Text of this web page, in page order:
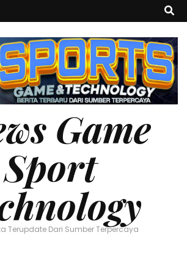
Game
Sport
Terupdate Dari Sumber Terpercaya